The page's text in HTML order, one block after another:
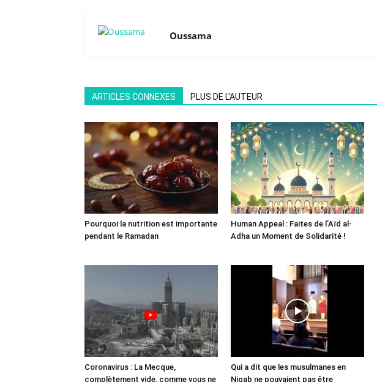
Oussama
ARTICLES CONNEXES PLUS DE L'AUTEUR
Pourquoi la nutrition est importante
pendant le Ramadan
Human Appeal : Faites de l’Aïd al-
Adha un Moment de Solidarité !
Coronavirus : La Mecque,
complètement vide, comme vous ne
Qui a dit que les musulmanes en
Niqab ne pouvaient pas être